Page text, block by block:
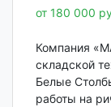
от 180 000
Компания
складской
Белые
работы на